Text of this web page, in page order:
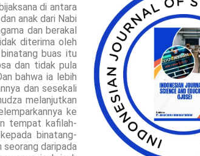
di antara
anak dari Nabi
dan berakal
diterima oleh
buas itu
dan tidak pula
bahwa ia lebih
dan sesekali
melanjutkan
ke
tempat kafilah-
binatang-
seorang daripada